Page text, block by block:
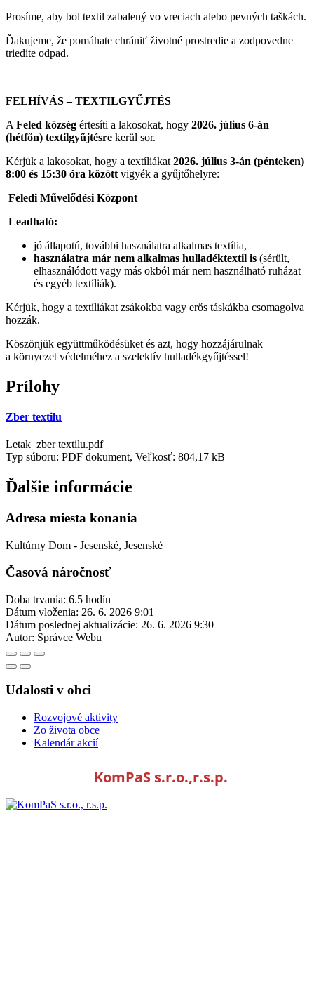
Prosíme, aby bol textil zabalený vo vreciach alebo pevných taškách.
Ďakujeme, že pomáhate chrániť životné prostredie a zodpovedne
triedite odpad.
FELHÍVÁS – TEXTILGYŰJTÉS
A Feled község értesíti a lakosokat, hogy 2026. július 6-án
(hétfőn) textilgyűjtésre kerül sor.
Kérjük a lakosokat, hogy a textíliákat 2026. július 3-án (pénteken)
8:00 és 15:30 óra között vigyék a gyűjtőhelyre:
Feledi Művelődési Központ
Leadható:
jó állapotú, további használatra alkalmas textília,
használatra már nem alkalmas hulladéktextil is (sérült,
elhasználódott vagy más okból már nem használható ruházat
és egyéb textíliák).
Kérjük, hogy a textíliákat zsákokba vagy erős táskákba csomagolva
hozzák.
Köszönjük együttműködésüket és azt, hogy hozzájárulnak
a környezet védelméhez a szelektív hulladékgyűjtéssel!
Prílohy
Zber textilu
Letak_zber textilu.pdf
Typ súboru: PDF dokument, Veľkosť: 804,17 kB
Ďalšie informácie
Adresa miesta konania
Kultúrny Dom - Jesenské, Jesenské
Časová náročnosť
Doba trvania: 6.5 hodín
Dátum vloženia: 26. 6. 2026 9:01
Dátum poslednej aktualizácie: 26. 6. 2026 9:30
Autor: Správce Webu
Udalosti v obci
Rozvojové aktivity
Zo života obce
Kalendár akcií
KomPaS s.r.o.,r.s.p.